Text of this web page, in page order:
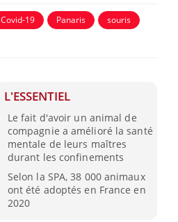
Covid-19 Panaris
souris
L'ESSENTIEL
Le fait d'avoir un animal de
compagnie a amélioré la santé
mentale de leurs maîtres
durant les confinements
Selon la SPA, 38 000 animaux
ont été adoptés en France en
2020